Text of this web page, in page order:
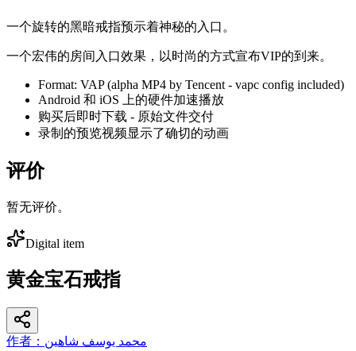
一个旋转的黑暗戒指预示着神秘的入口。
一个宏伟的房间入口效果，以时尚的方式宣布VIP的到来。
Format: VAP (alpha MP4 by Tencent - vapc config included)
Android 和 iOS 上的硬件加速播放
购买后即时下载 - 原始文件交付
录制的预览视频显示了确切的动画
评价
暂无评价。
Digital item
黄金宝石戒指
作者：محمد يوسف شاهين